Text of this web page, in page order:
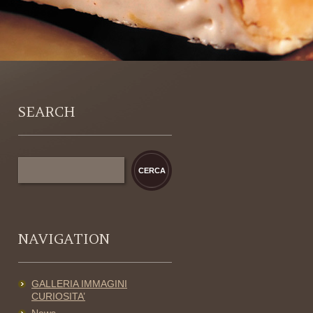
SEARCH
NAVIGATION
GALLERIA IMMAGINI
CURIOSITA’